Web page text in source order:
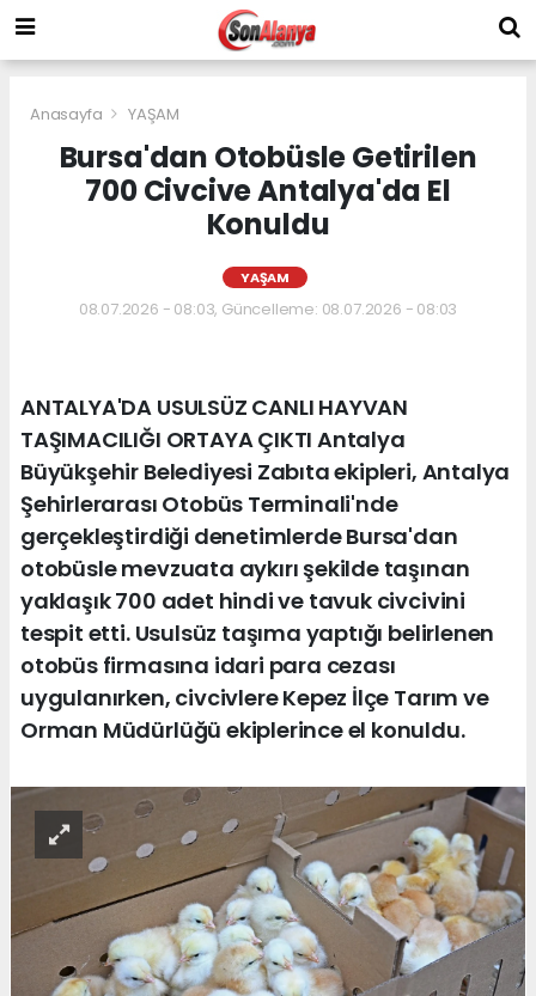
Anasayfa YAŞAM
Bursa'dan Otobüsle Getirilen
700 Civcive Antalya'da El
Konuldu
YAŞAM
08.07.2026 - 08:03, Güncelleme: 08.07.2026 - 08:03
ANTALYA'DA USULSÜZ CANLI HAYVAN
TAŞIMACILIĞI ORTAYA ÇIKTI Antalya
Büyükşehir Belediyesi Zabıta ekipleri, Antalya
Şehirlerarası Otobüs Terminali'nde
gerçekleştirdiği denetimlerde Bursa'dan
otobüsle mevzuata aykırı şekilde taşınan
yaklaşık 700 adet hindi ve tavuk civcivini
tespit etti. Usulsüz taşıma yaptığı belirlenen
otobüs firmasına idari para cezası
uygulanırken, civcivlere Kepez İlçe Tarım ve
Orman Müdürlüğü ekiplerince el konuldu.